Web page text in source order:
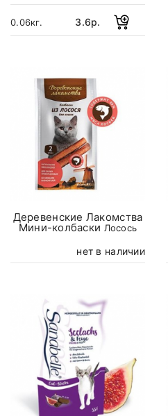
0.06кг. 3.6р.
Деревенские Лакомства
Мини-колбаски Лосось
нет в наличии